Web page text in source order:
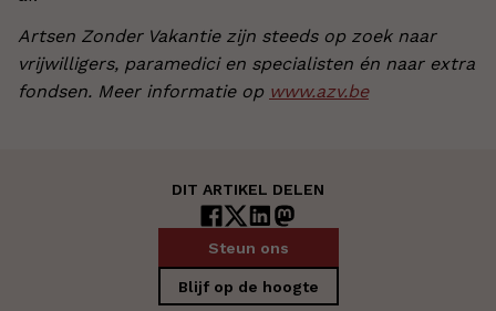
Artsen Zonder Vakantie zijn steeds op zoek naar
vrijwilligers, paramedici en specialisten én naar extra
fondsen. Meer informatie op www.azv.be
DIT ARTIKEL DELEN
Steun ons
Blijf op de hoogte